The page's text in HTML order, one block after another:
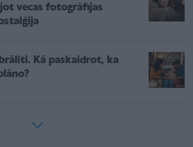
vecas fotogrāfijas
Kā paskaidrot, ka